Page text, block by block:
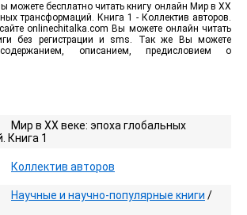
можете бесплатно читать книгу онлайн Мир в XX
трансформаций. Книга 1 - Коллектив авторов.
onlinechitalka.com Вы можете онлайн читать
без регистрации и sms. Так же Вы можете
описанием, предисловием о
Мир в XX веке: эпоха глобальных
Книга 1
Коллектив авторов
Научные и научно-популярные книги /